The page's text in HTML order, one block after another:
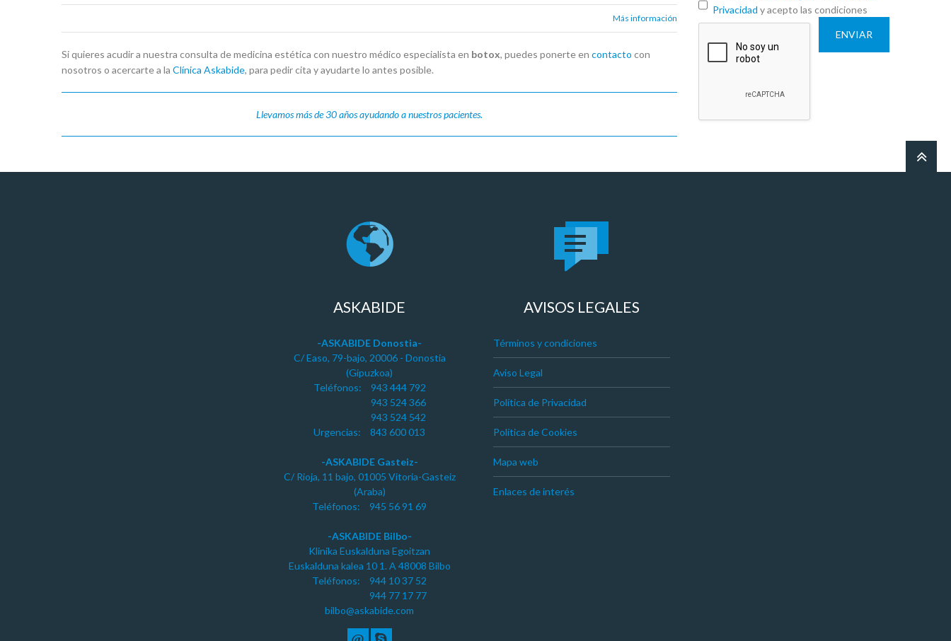
Más información
Si quieres acudir a nuestra consulta de medicina estética con nuestro médico especialista en botox, puedes ponerte en contacto con
nosotros o acercarte a la Clínica Askabide, para pedir cita y ayudarte lo antes posible.
Llevamos más de 30 años ayudando a nuestros pacientes.
Privacidad y acepto las condiciones
ENVIAR
ASKABIDE
-ASKABIDE Donostia-
C/ Easo, 79-bajo, 20006 - Donostia
(Gipuzkoa)
Teléfonos:
943 444 792
943 524 366
943 524 542
Urgencias:
843 600 013
-ASKABIDE Gasteiz-
C/ Rioja, 11 bajo, 01005 Vitoria-Gasteiz
(Araba)
Teléfonos:
945 56 91 69
-ASKABIDE Bilbo-
Klinika Euskalduna Egoitzan
Euskalduna kalea 10 1. A 48008 Bilbo
Teléfonos:
944 10 37 52
944 77 17 77
bilbo@askabide.com
AVISOS LEGALES
Términos y condiciones
Aviso Legal
Política de Privacidad
Política de Cookies
Mapa web
Enlaces de interés